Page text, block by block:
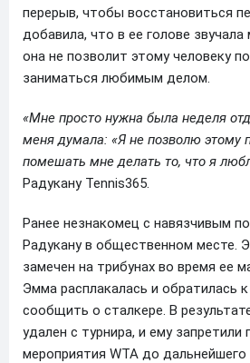
перерыв, чтобы восстановиться
добавила, что в ее голове
она не позволит этому человеку
заниматься любимым делом.
«Мне просто нужна была неделя
меня думала: «Я не позволю этому
помешать мне делать то, что я
Радукану Tennis365.
Ранее незнакомец с навязчивым
Радукану в общественном месте.
замечен на трибунах во время ее
Эмма расплакалась и обратилась
сообщить о сталкере. В
удален с турнира, и ему запретили
мероприятия WTA до дальнейшего